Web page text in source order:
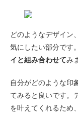
どのようなデザイン
気にしたい部分です。
イと組み合わせてみ
自分がどのような印
てみると良いです。
を叶えてくれるため